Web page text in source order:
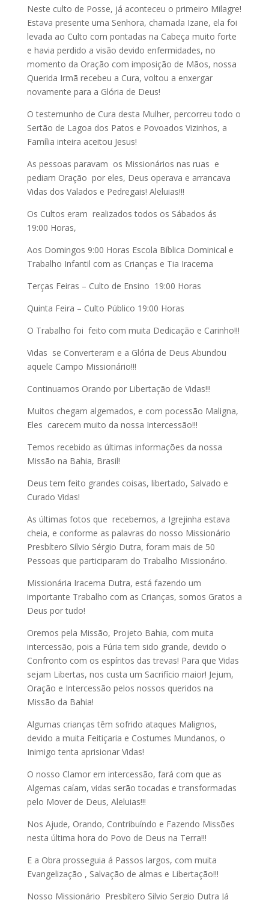
Neste culto de Posse, já aconteceu o primeiro Milagre!
Estava presente uma Senhora, chamada Izane, ela foi
levada ao Culto com pontadas na Cabeça muito forte
e havia perdido a visão devido enfermidades, no
momento da Oração com imposição de Mãos, nossa
Querida Irmã recebeu a Cura, voltou a enxergar
novamente para a Glória de Deus!
O testemunho de Cura desta Mulher, percorreu todo o
Sertão de Lagoa dos Patos e Povoados Vizinhos, a
Família inteira aceitou Jesus!
As pessoas paravam os Missionários nas ruas e
pediam Oração por eles, Deus operava e arrancava
Vidas dos Valados e Pedregais! Aleluias!!!
Os Cultos eram realizados todos os Sábados ás
19:00 Horas,
Aos Domingos 9:00 Horas Escola Bíblica Dominical e
Trabalho Infantil com as Crianças e Tia Iracema
Terças Feiras – Culto de Ensino 19:00 Horas
Quinta Feira – Culto Público 19:00 Horas
O Trabalho foi feito com muita Dedicação e Carinho!!!
Vidas se Converteram e a Glória de Deus Abundou
aquele Campo Missionário!!!
Continuamos Orando por Libertação de Vidas!!!
Muitos chegam algemados, e com pocessão Maligna,
Eles carecem muito da nossa Intercessão!!!
Temos recebido as últimas informações da nossa
Missão na Bahia, Brasil!
Deus tem feito grandes coisas, libertado, Salvado e
Curado Vidas!
As últimas fotos que recebemos, a Igrejinha estava
cheia, e conforme as palavras do nosso Missionário
Presbítero Sílvio Sérgio Dutra, foram mais de 50
Pessoas que participaram do Trabalho Missionário.
Missionária Iracema Dutra, está fazendo um
importante Trabalho com as Crianças, somos Gratos a
Deus por tudo!
Oremos pela Missão, Projeto Bahia, com muita
intercessão, pois a Fúria tem sido grande, devido o
Confronto com os espíritos das trevas! Para que Vidas
sejam Libertas, nos custa um Sacrifício maior! Jejum,
Oração e Intercessão pelos nossos queridos na
Missão da Bahia!
Algumas crianças têm sofrido ataques Malignos,
devido a muita Feitiçaria e Costumes Mundanos, o
Inimigo tenta aprisionar Vidas!
O nosso Clamor em intercessão, fará com que as
Algemas caíam, vidas serão tocadas e transformadas
pelo Mover de Deus, Aleluias!!!
Nos Ajude, Orando, Contribuíndo e Fazendo Missões
nesta última hora do Povo de Deus na Terra!!!
E a Obra prosseguia á Passos largos, com muita
Evangelização , Salvação de almas e Libertação!!!
Nosso Missionário Presbítero Silvio Sergio Dutra Já